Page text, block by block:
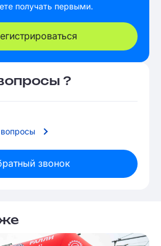
получать первыми.
?
звонок